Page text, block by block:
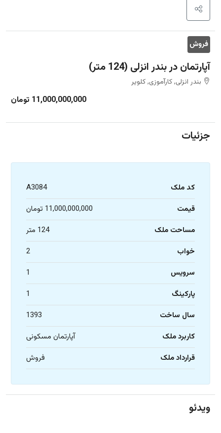
فروش
آپارتمان در بندر انزلی (124 متر)
بندر انزلی, کارآموزی, کلویر
11,000,000,000 تومان
جزئیات
کد ملک
A3084
قیمت
11,000,000,000 تومان
مساحت ملک
124 متر
خواب
2
سرویس
1
پارکینگ
1
سال ساخت
1393
کاربرد ملک
آپارتمان مسکونی
قرارداد ملک
فروش
ویدئو